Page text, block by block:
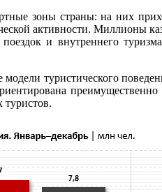
зоны страны: на них
активности. Миллионы
и внутреннего
туристического
туристов.